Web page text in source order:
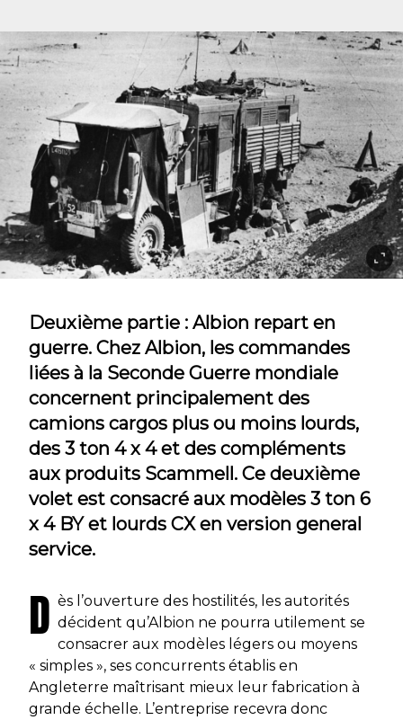
Deuxième partie : Albion repart en
guerre. Chez Albion, les commandes
liées à la Seconde Guerre mondiale
concernent principalement des
camions cargos plus ou moins lourds,
des 3 ton 4 x 4 et des compléments
aux produits Scammell. Ce deuxième
volet est consacré aux modèles 3 ton 6
x 4 BY et lourds CX en version general
service.
D ès l’ouverture des hostilités, les autorités
décident qu’Albion ne pourra utilement se
consacrer aux modèles légers ou moyens
« simples », ses concurrents établis en
Angleterre maîtrisant mieux leur fabrication à
grande échelle. L’entreprise recevra donc